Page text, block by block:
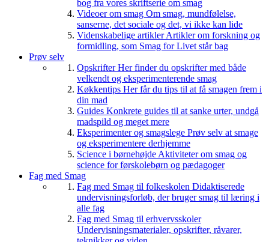
bog fra vores skriftserie om smag
Videoer om smag Om smag, mundfølelse,
sanserne, det sociale og det, vi ikke kan lide
Videnskabelige artiklerArtikler om forskning og
formidling, som Smag for Livet står bag
Prøv selv
OpskrifterHer finder du opskrifter med både
velkendt og eksperimenterende smag
Køkkentips Her får du tips til at få smagen frem i
din mad
Guides Konkrete guides til at sanke urter, undgå
madspild og meget mere
Eksperimenter og smagslege Prøv selv at smage
og eksperimentere derhjemme
Science i børnehøjde Aktiviteter om smag og
science for førskolebørn og pædagoger
Fag med Smag
Fag med Smag til folkeskolen Didaktiserede
undervisningsforløb, der bruger smag til læring i
alle fag
Fag med Smag til erhvervsskoler
Undervisningsmaterialer, opskrifter, råvarer,